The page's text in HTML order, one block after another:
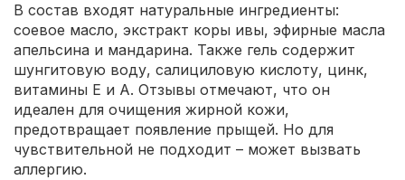
В состав входят натуральные ингредиенты:
соевое масло, экстракт коры ивы, эфирные масла
апельсина и мандарина. Также гель содержит
шунгитовую воду, салициловую кислоту, цинк,
витамины Е и А. Отзывы отмечают, что он
идеален для очищения жирной кожи,
предотвращает появление прыщей. Но для
чувствительной не подходит – может вызвать
аллергию.